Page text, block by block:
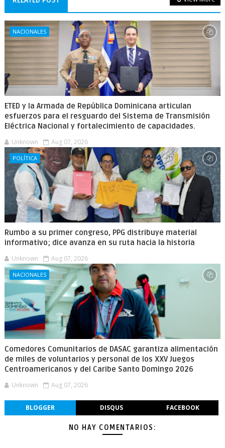
NACIONALES
ETED y la Armada de República Dominicana articulan
esfuerzos para el resguardo del Sistema de Transmisión
Eléctrica Nacional y fortalecimiento de capacidades.
Unknown Aug 07, 2026
POLÍTICA
Rumbo a su primer congreso, PPG distribuye material
informativo; dice avanza en su ruta hacia la historia
Unknown Aug 07, 2026
NACIONALES
Comedores Comunitarios de DASAC garantiza alimentación
de miles de voluntarios y personal de los XXV Juegos
Centroamericanos y del Caribe Santo Domingo 2026
Unknown Aug 07, 2026
BLOGGER DISQUS FACEBOOK
NO HAY COMENTARIOS: